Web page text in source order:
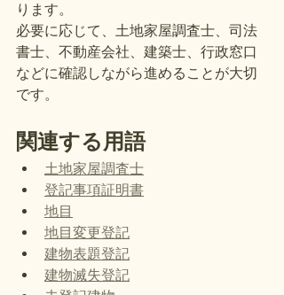
ります。
必要に応じて、土地家屋調査士、司法
書士、不動産会社、建築士、行政窓口
などに確認しながら進めることが大切
です。
関連する用語
土地家屋調査士
登記事項証明書
地目
地目変更登記
建物表題登記
建物滅失登記